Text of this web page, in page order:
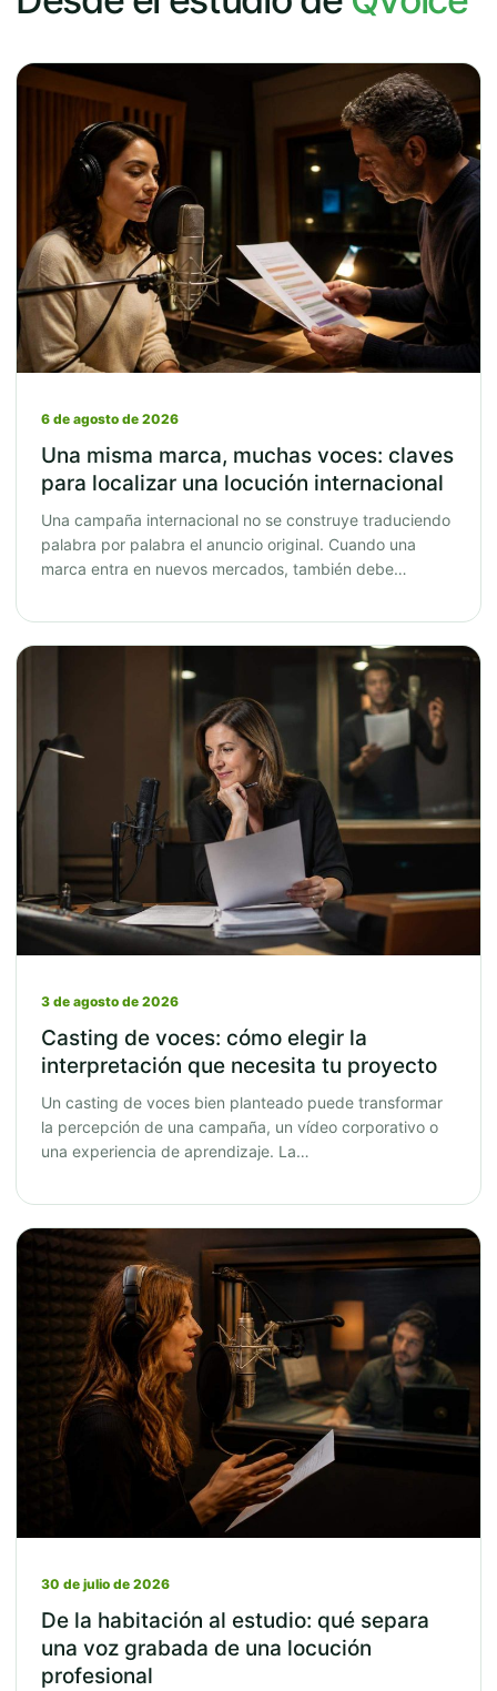
6 de agosto de 2026
Una misma marca, muchas voces: claves
para localizar una locución internacional
Una campaña internacional no se construye traduciendo
palabra por palabra el anuncio original. Cuando una
marca entra en nuevos mercados, también debe…
3 de agosto de 2026
Casting de voces: cómo elegir la
interpretación que necesita tu proyecto
Un casting de voces bien planteado puede transformar
la percepción de una campaña, un vídeo corporativo o
una experiencia de aprendizaje. La…
30 de julio de 2026
De la habitación al estudio: qué separa
una voz grabada de una locución
profesional